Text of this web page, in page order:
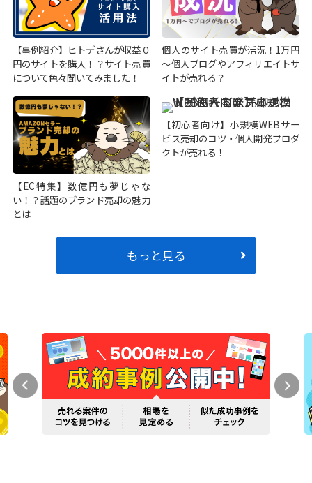
【事例紹介】ヒトデさんが収益０
円のサイトを購入！？サイト売買
について色々聞いてみました！
個人のサイト売買が活況！1万円
～個人ブログやアフィリエイトサ
イトが売れる？
【EC特集】数億円も夢じゃな
い！？話題のブランド売却の魅力
とは
【初心者向け】小規模WEBサー
ビス売却のコツ・個人開発プロダ
クトが売れる！
もっと見る